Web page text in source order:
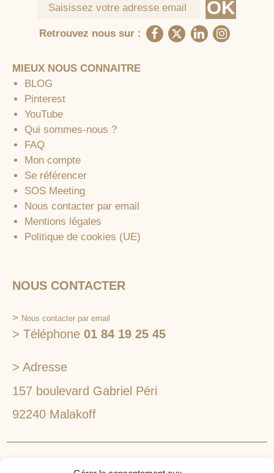
Retrouvez nous sur :
MIEUX NOUS CONNAITRE
BLOG
Pinterest
YouTube
Qui sommes-nous ?
FAQ
Mon compte
Se référencer
SOS Meeting
Nous contacter par email
Mentions légales
Politique de cookies (UE)
NOUS CONTACTER
> Nous contacter par email
> Téléphone 01 84 19 25 45
> Adresse
157 boulevard Gabriel Péri
92240 Malakoff